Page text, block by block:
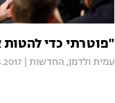
"פוטרתי כדי
עמית ולדמן, החדשות